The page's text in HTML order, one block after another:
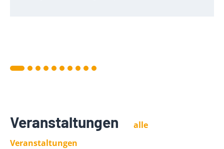
Veranstaltungen
alle
Veranstaltungen